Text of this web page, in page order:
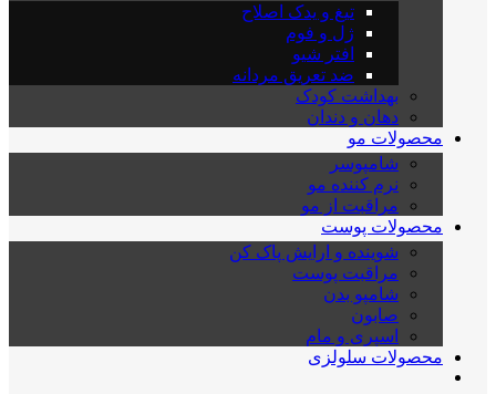
تیغ و یدک اصلاح
ژل و فوم
افتر شیو
ضد تعریق مردانه
بهداشت کودک
دهان و دندان
محصولات مو
شامپوسر
نرم کننده مو
مراقبت از مو
محصولات پوست
شوینده و ارایش پاک کن
مراقبت پوست
شامپو بدن
صابون
اسپری و مام
محصولات سلولزی